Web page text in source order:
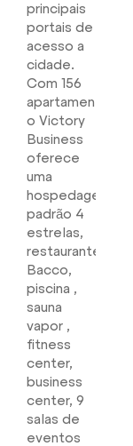
principais
portais de
acesso a
cidade.
Com 156
apartamentos
o Victory
Business
oferece
uma
hospedagem
padrão 4
estrelas,
restaurante
Bacco,
piscina ,
sauna
vapor ,
fitness
center,
business
center, 9
salas de
eventos